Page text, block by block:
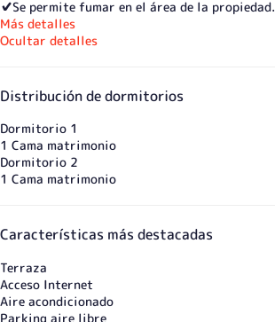
✔️Se permite fumar en el área de la propiedad.
Más detalles
Ocultar detalles
Distribución de dormitorios
Dormitorio 1
1 Cama matrimonio
Dormitorio 2
1 Cama matrimonio
Características más destacadas
Terraza
Acceso Internet
Aire acondicionado
Parking aire libre